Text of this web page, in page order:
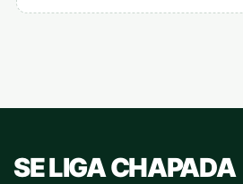
SE LIGA CHAPADA